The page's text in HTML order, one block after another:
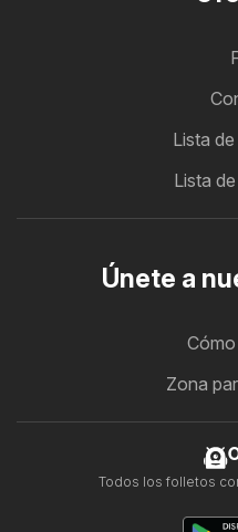
Lista
Lista
Únete a
Zona
Todos los folletos